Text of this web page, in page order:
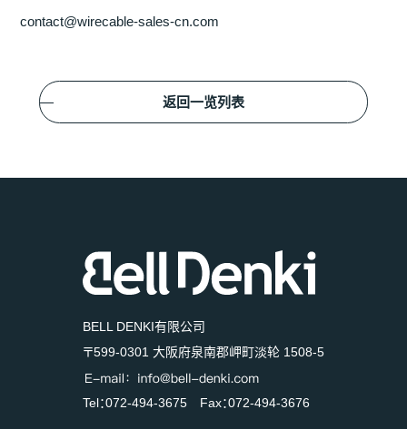
contact@wirecable-sales-cn.com
返回一览列表
BELL DENKI有限公司
〒599-0301 大阪府泉南郡岬町淡轮 1508-5
Tel：072-494-3675 Fax：072-494-3676